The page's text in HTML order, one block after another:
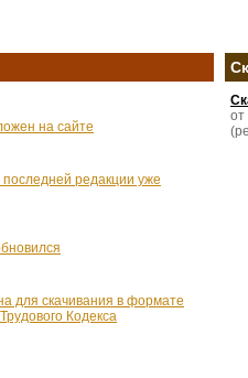
на сайте
редакции уже
для скачивания в формате
Кодекса